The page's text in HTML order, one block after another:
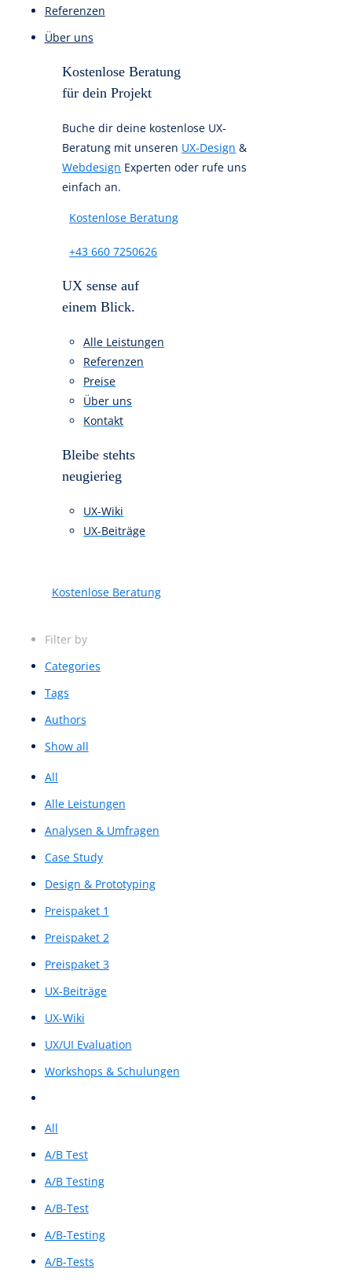
Externe UX-Beratung oder
internes UX-Designer?
Beratung aus?
So wählst Du die richtigen UX-
Referenzen
Über uns
Kostenlose Beratung
Buche dir deine kostenlose UX-
Beratung mit unseren
WebdesignExperten oder rufe uns
einfach an.
Kostenlose Beratung
+43 660 7250626
UX sense auf
einem Blick.
Preise
Bleibe stehts
neugierieg
Kostenlose Beratung
Filter by
Categories
Tags
Authors
Show all
Alle Leistungen
Case Study
Design & Prototyping
Preispaket 1
Preispaket 2
Preispaket 3
UX-Beiträge